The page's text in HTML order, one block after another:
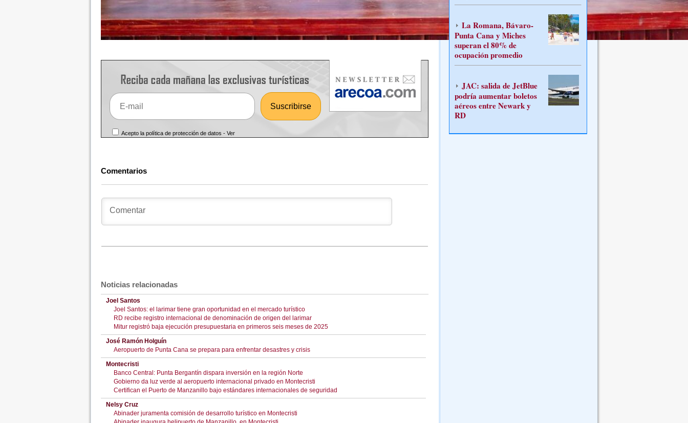
Acepto la política de protección de datos -Ver
Comentarios
Noticias relacionadas
Joel Santos
Joel Santos: el larimar tiene gran oportunidad en el mercado turístico
RD recibe registro internacional de denominación de origen del larimar
Mitur registró baja ejecución presupuestaria en primeros seis meses de 2025
José Ramón Holguín
Aeropuerto de Punta Cana se prepara para enfrentar desastres y crisis
Montecristi
Banco Central: Punta Bergantín dispara inversión en la región Norte
Gobierno da luz verde al aeropuerto internacional privado en Montecristi
Certifican el Puerto de Manzanillo bajo estándares internacionales de seguridad
Nelsy Cruz
Abinader juramenta comisión de desarrollo turístico en Montecristi
La Romana, Bávaro-
Punta Cana y Miches
superan el 80% de
ocupación promedio
JAC: salida de JetBlue
podría aumentar boletos
aéreos entre Newark y
RD